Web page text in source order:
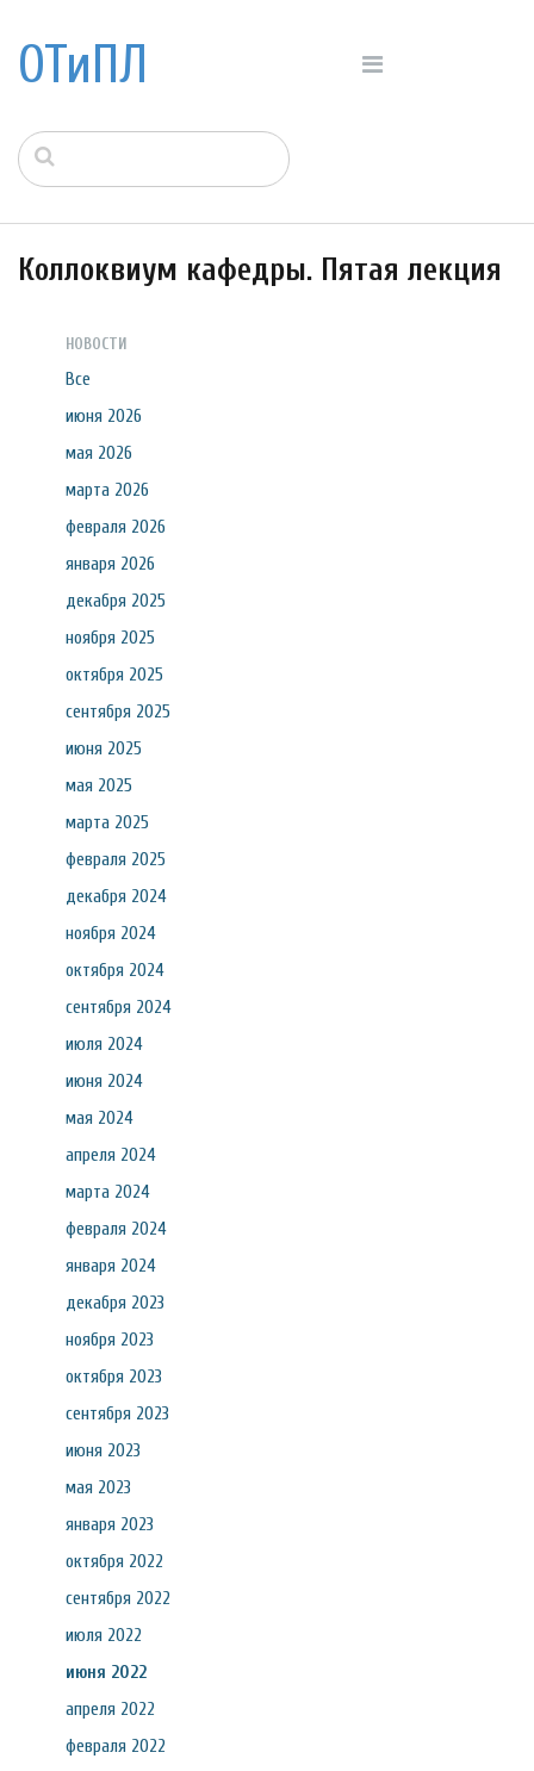
ОТиПЛ
Коллоквиум кафедры. Пятая лекция
НОВОСТИ
Все
июня 2026
мая 2026
марта 2026
февраля 2026
января 2026
декабря 2025
ноября 2025
октября 2025
сентября 2025
июня 2025
мая 2025
марта 2025
февраля 2025
декабря 2024
ноября 2024
октября 2024
сентября 2024
июля 2024
июня 2024
мая 2024
апреля 2024
марта 2024
февраля 2024
января 2024
декабря 2023
ноября 2023
октября 2023
сентября 2023
июня 2023
мая 2023
января 2023
октября 2022
сентября 2022
июля 2022
июня 2022
апреля 2022
февраля 2022